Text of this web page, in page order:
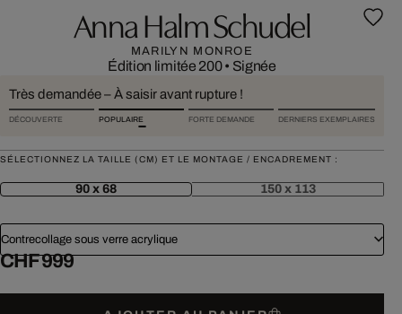
Anna Halm Schudel
MARILYN MONROE
Édition limitée 200• Signée
Très demandée – À saisir avant rupture !
DÉCOUVERTE POPULAIRE FORTE DEMANDE DERNIERS EXEMPLAIRES
SÉLECTIONNEZ LA TAILLE (CM) ET LE MONTAGE / ENCADREMENT :
90 x 68 150 x 113
Contrecollage sous verre acrylique
CHF 999